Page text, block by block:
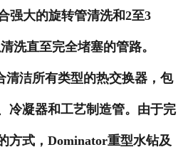
服务项目
资质荣誉
成功案例
大的旋转管清洗和2至3
洗直至完全堵塞的管路。
洁所有类型的热交换器，包
冷凝器和工艺制造管。由于完
方式，Dominator重型水钻及